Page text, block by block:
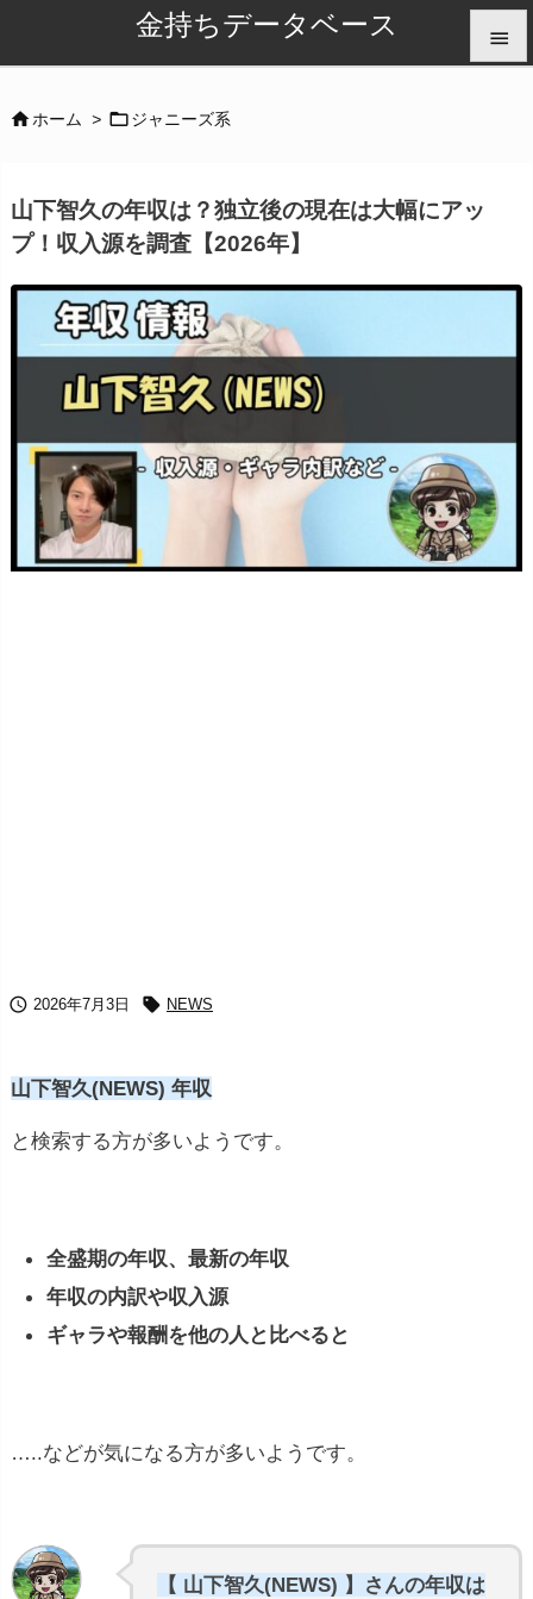
金持ちデータベース 

ホーム > ジャニーズ系
山下智久の年収は？独立後の現在は大幅にアッ
プ！収入源を調査【2026年】
 2026年7月3日  NEWS
山下智久(NEWS) 年収
と検索する方が多いようです。
全盛期の年収、最新の年収
年収の内訳や収入源
ギャラや報酬を他の人と比べると
…..などが気になる方が多いようです。
【 山下智久(NEWS) 】さんの年収は